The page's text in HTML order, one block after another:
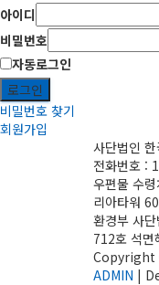
아이디
비밀번호
자동로그인
로그인
비밀번호 찾기
회원가입
사단법인
전화번호 :
우편물 수
리아타워
환경부 사
712호 석면
Copyright
ADMIN |